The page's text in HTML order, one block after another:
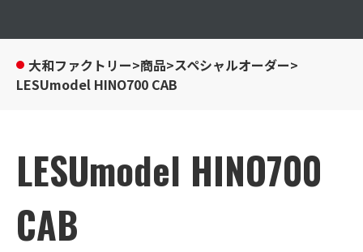
全商品
All Items
カスタム完成品
スペシャルオーダー
Special Orders RTR
大和ファクトリー>商品>スペシャルオーダー>
LESUmodel HINO700 CAB
LESUmodel HINO700
CAB